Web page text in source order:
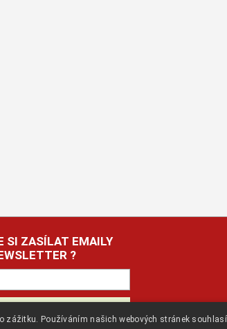
SI ZASÍLAT EMAILY
?
zážitku. Používáním našich webových stránek